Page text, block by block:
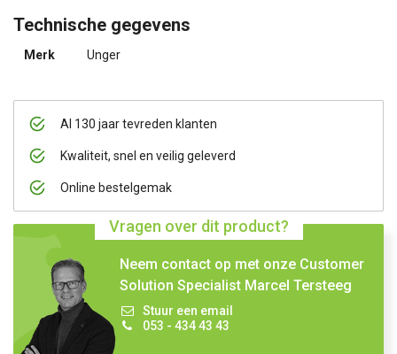
Al 130 jaar tevreden klanten
Kwaliteit, snel en veilig geleverd
Online bestelgemak
Vragen over dit product?
Neem contact op met onze Customer
Solution Specialist Marcel Tersteeg
Stuur een email
053 - 434 43 43
Technische gegevens
Merk Unger